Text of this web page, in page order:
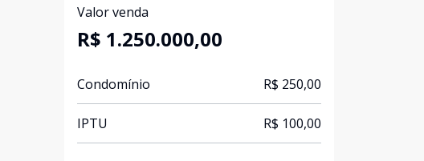
Valor venda
R$ 1.250.000,00
Condomínio R$ 250,00
IPTU R$ 100,00